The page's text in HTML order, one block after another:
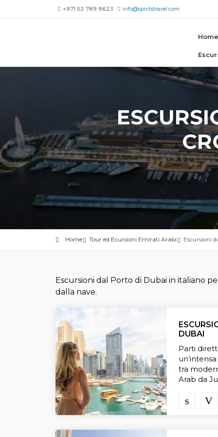
+971 52 789 9623 info@spiritstravel.com
Home
Home Tour ed Ecursioni Emirati Arabi Escursioni
Escursioni dal Porto di Dubai in italiano
dalla nave.
DUBAI
Parti
tra
Arab da
fascino